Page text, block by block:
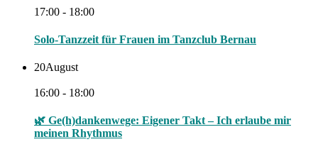
17:00 - 18:00
Solo-Tanzzeit für Frauen im Tanzclub Bernau
20August
16:00 - 18:00
🌿 Ge(h)dankenwege: Eigener Takt – Ich erlaube mir
meinen Rhythmus